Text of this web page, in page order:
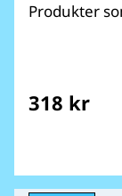
Produkter
318 kr